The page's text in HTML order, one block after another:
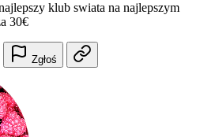
klub swiata na najlepszym
30€
Zgłoś